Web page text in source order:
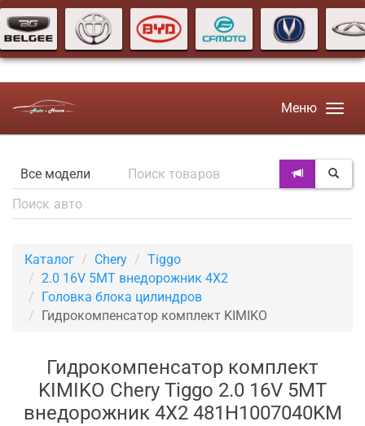
Меню
Каталог Chery
Tiggo
2.0 16V 5MT внедорожник 4X2
Головка блока цилиндров
Гидрокомпенсатор комплект KIMIKO
Гидрокомпенсатор комплект
KIMIKO Chery Tiggo 2.0 16V 5MT
внедорожник 4X2 481H1007040KM